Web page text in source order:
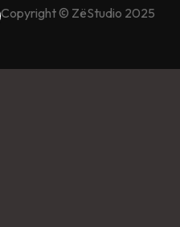
Copyright © ZëStudio 2025